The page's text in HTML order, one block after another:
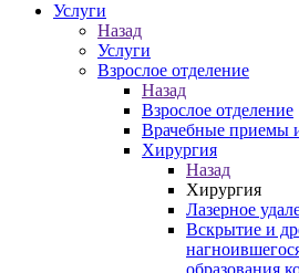
Услуги
Назад
Услуги
Взрослое отделение
Назад
Взрослое отделение
Врачебные приемы
Хирургия
Назад
Хирургия
Лазерное
Вскрытие и
образования